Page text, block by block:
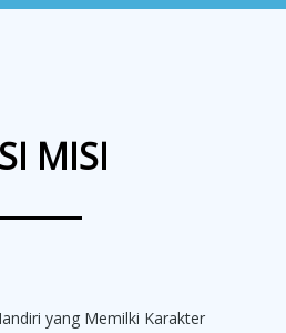
MISI
yang Memilki Karakter